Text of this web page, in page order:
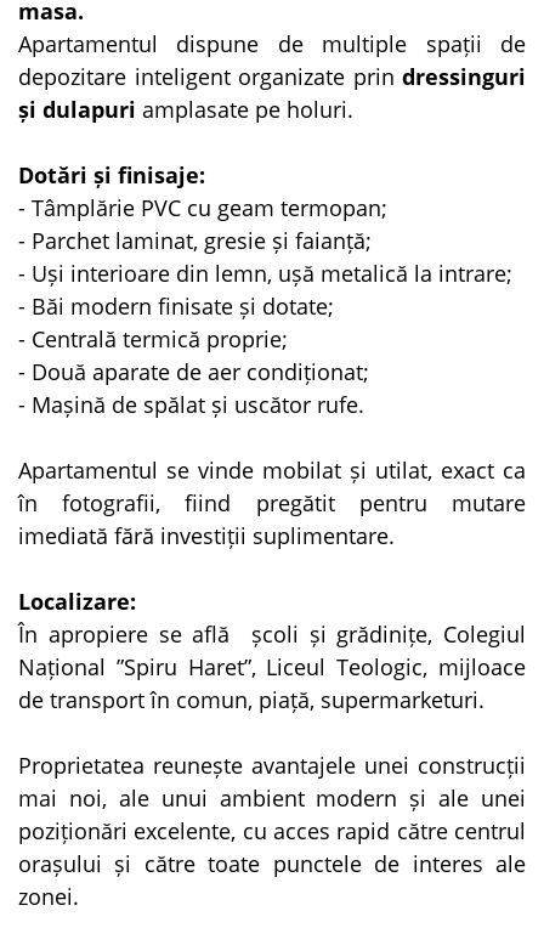
masa.
Apartamentul dispune de
multiple spații de
depozitare inteligent organizate prin dressinguri
și dulapuri amplasate pe holuri.
Dotări și finisaje:
- Tâmplărie PVC cu geam termopan;
- Parchet laminat, gresie și faianță;
- Uși interioare din lemn, ușă metalică la intrare;
- Băi modern finisate și dotate;
- Centrală termică proprie;
- Două aparate de aer condiționat;
- Mașină de spălat și uscător rufe.
Apartamentul se vinde mobilat și utilat, exact ca
în fotografii, fiind pregătit pentru mutare
imediată fără investiții suplimentare.
Localizare:
În apropiere se află școli și grădinițe, Colegiul
Național ”Spiru Haret”, Liceul Teologic, mijloace
de transport în comun, piață, supermarketuri.
Proprietatea reunește avantajele unei construcții
mai noi, ale unui ambient modern și ale unei
poziționări excelente, cu acces rapid către centrul
orașului și către toate punctele de interes ale
zonei.